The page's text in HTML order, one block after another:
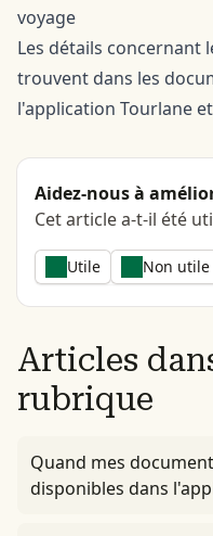
voyage
Les détails concernant
trouvent dans les
l'application Tourlane
Aidez-nous à
Cet article a-t-il été
Utile Non utile
Articles
rubrique
Quand mes
disponibles dans